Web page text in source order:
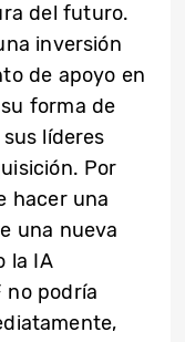
del futuro.
inversión
de apoyo en
forma de
líderes
Por
hacer una
una nueva
la IA
no podría